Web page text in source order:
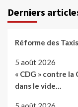
Derniers
Réforme des
5 août 2026
« CDG » contre
dans le vide…